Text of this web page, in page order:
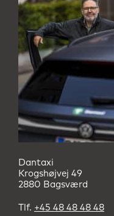
Dantaxi
Krogshøjvej 49
2880 Bagsværd
Tlf. +45 48 48 48 48